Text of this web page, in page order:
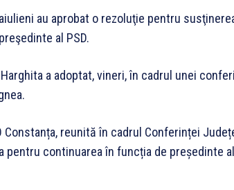
au aprobat o rezoluţie pentru
al PSD.
a adoptat, vineri, în cadrul unei
Constanța, reunită în cadrul Conferinței
pentru continuarea în funcția de președinte